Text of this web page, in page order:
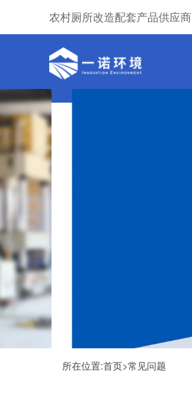
农村厕所改造配套产品供应商
所在位置:首页>常见问题